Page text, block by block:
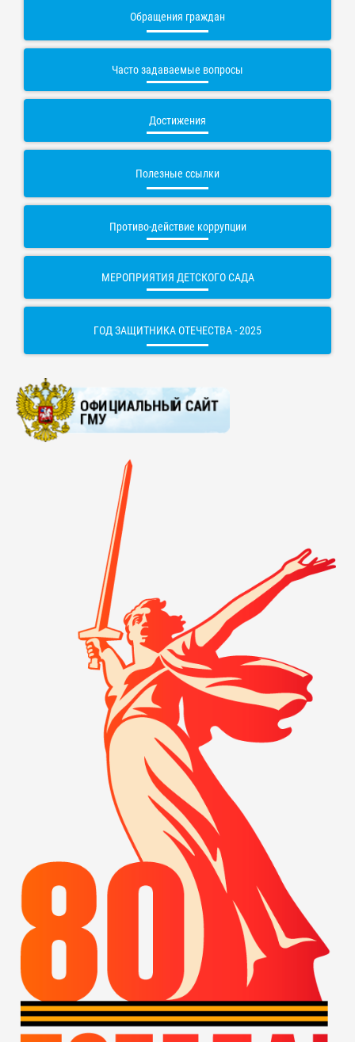
Обращения граждан
Часто задаваемые вопросы
Достижения
Полезные ссылки
Противо-действие коррупции
МЕРОПРИЯТИЯ ДЕТСКОГО САДА
ГОД ЗАЩИТНИКА ОТЕЧЕСТВА - 2025